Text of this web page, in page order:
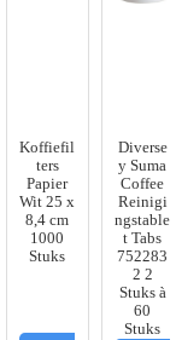
Koffiefil
ters
Papier
Wit 25 x
8,4 cm
1000
Stuks
Diverse
y Suma
Coffee
Reinigi
ngstable
t Tabs
752283
2 2
Stuks à
60
Stuks